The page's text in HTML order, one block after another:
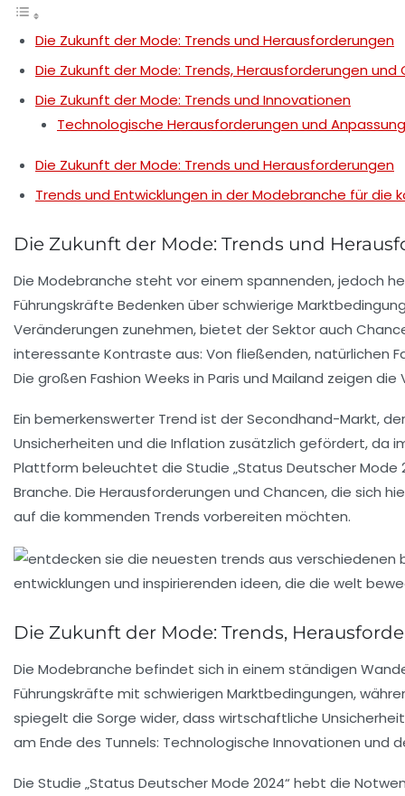
Die Zukunft der Mode: Trends und Herausforderungen
Die Zukunft der Mode: Trends, Herausforderungen und
Die Zukunft der Mode: Trends und Innovationen
Technologische Herausforderungen und
Die Zukunft der Mode: Trends und Herausforderungen
Trends und Entwicklungen in der Modebranche für die
Die Zukunft der Mode: Trends und
Die Modebranche steht vor einem spannenden, jedoch
Führungskräfte Bedenken über schwierige
Veränderungen zunehmen, bietet der Sektor auch
interessante Kontraste aus: Von fließenden, natürlichen
Die großen Fashion Weeks in Paris und Mailand zeigen
Ein bemerkenswerter Trend ist derSecondhand-Markt,
Unsicherheiten und die Inflation zusätzlich gefördert, da
Plattform beleuchtet die Studie „Status Deutscher Mode
Branche. Die Herausforderungen und Chancen, die sich
auf die kommenden Trends vorbereiten möchten.
Die Zukunft der Mode: Trends,
Die Modebranche befindet sich in einem ständigen
Führungskräfte mit schwierigen Marktbedingungen,
spiegelt die Sorge wider, dass wirtschaftliche
am Ende des Tunnels: Technologische Innovationen und
Die Studie „Status Deutscher Mode 2024“ hebt die